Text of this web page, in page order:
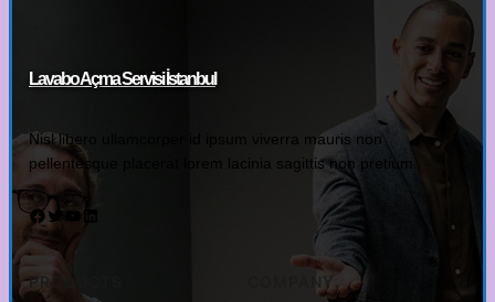
Lavabo Açma Servisi İstanbul
Nisl libero ullamcorper id ipsum viverra mauris non
pellentesque placerat lorem lacinia sagittis non pretium.
Facebook Twitter YouTube LinkedIn
PRODUCTS
COMPANY